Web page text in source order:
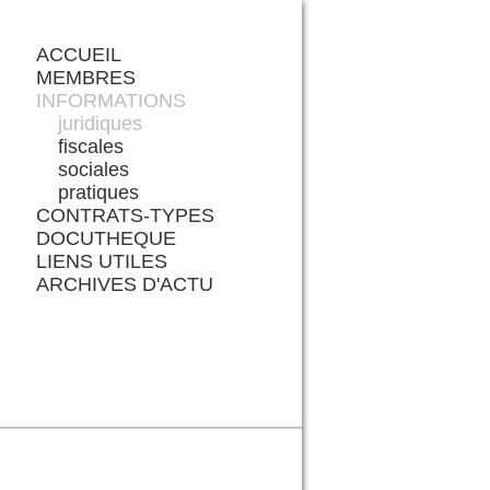
ACCUEIL
MEMBRES
INFORMATIONS
juridiques
fiscales
sociales
pratiques
CONTRATS-TYPES
DOCUTHEQUE
LIENS UTILES
ARCHIVES D'ACTU